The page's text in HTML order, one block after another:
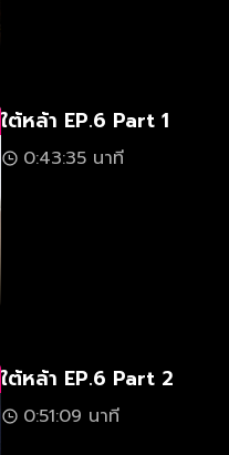
ใต้หล้า EP.6 Part 1
0:43:35 นาที
ใต้หล้า EP.6 Part 2
0:51:09 นาที